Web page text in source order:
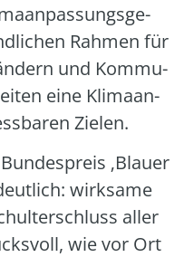
Rah­men für
und Kom­mu­
eine Kli­ma­an­
Zie­len.
‚Blau­er
wirk­sa­me
aller
wie vor Ort